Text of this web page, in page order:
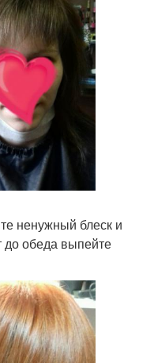
ненужный блеск и
до обеда выпейте